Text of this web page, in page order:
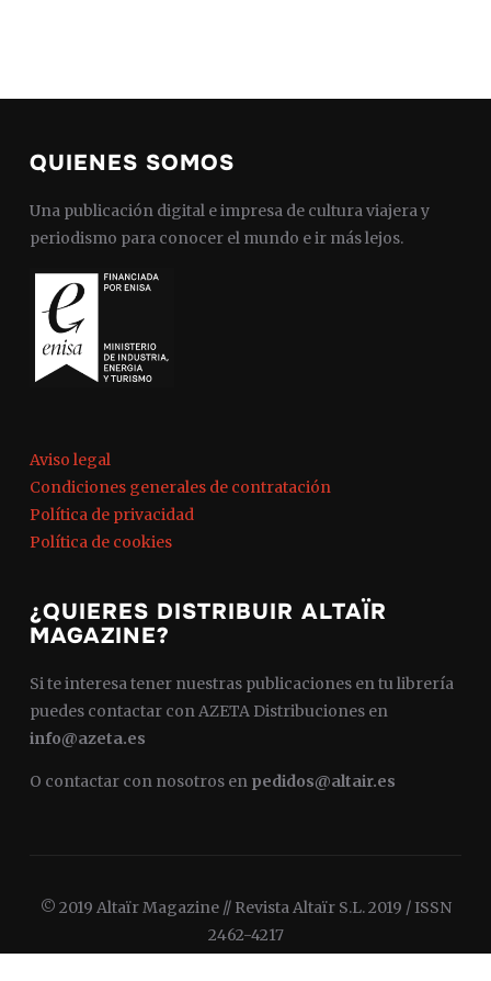
QUIENES SOMOS
Una publicación digital e impresa de cultura viajera y
periodismo para conocer el mundo e ir más lejos.
Aviso legal
Condiciones generales de contratación
Política de privacidad
Política de cookies
¿QUIERES DISTRIBUIR ALTAÏR
MAGAZINE?
Si te interesa tener nuestras publicaciones en tu librería
puedes contactar con AZETA Distribuciones en
info@azeta.es
O contactar con nosotros en pedidos@altair.es
© 2019 Altaïr Magazine // Revista Altaïr S.L. 2019 / ISSN
2462-4217